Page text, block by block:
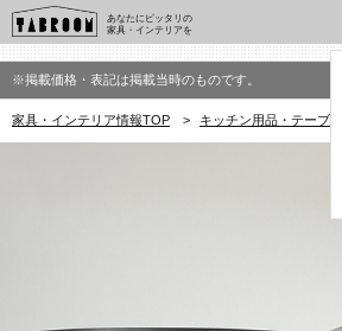
あなたにピッタリの
家具・インテリアを
※掲載価格・表記は掲載当時のものです。
家具・インテリア情報TOP > キッチン用品・テーブ